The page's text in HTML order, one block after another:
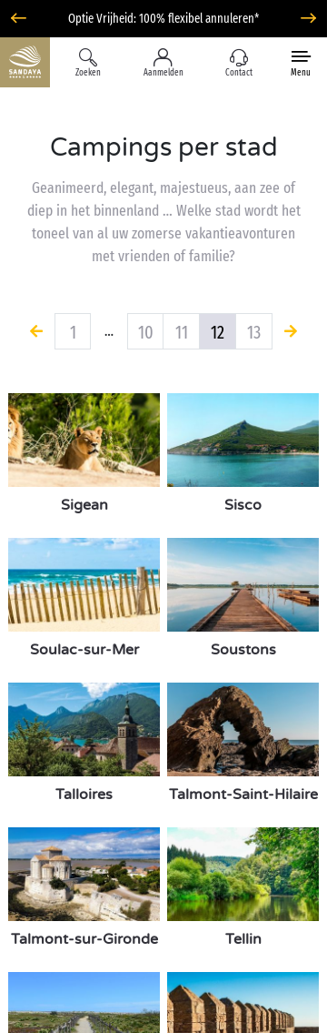
Optie Vrijheid: 100% flexibel annuleren*
Zoeken Aanmelden Contact Menu
Campings per stad
Geanimeerd, elegant, majestueus, aan zee of
diep in het binnenland … Welke stad wordt het
toneel van al uw zomerse vakantieavonturen
met vrienden of familie?
1 … 10 11 12 13
Sigean Sisco
Soulac-sur-Mer Soustons
Talloires Talmont-Saint-Hilaire
Talmont-sur-Gironde Tellin